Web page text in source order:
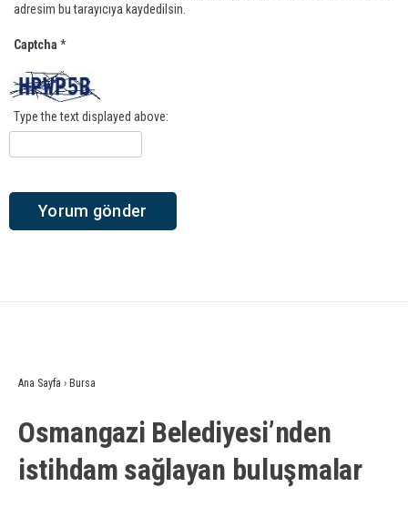
adresim bu tarayıcıya kaydedilsin.
Captcha *
Type the text displayed above:
Ana Sayfa › Bursa
Osmangazi Belediyesi’nden
istihdam sağlayan buluşmalar